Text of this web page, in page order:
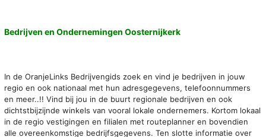
Bedrijven en Ondernemingen Oosternijkerk
In de OranjeLinks Bedrijvengids zoek en vind je bedrijven in jouw
regio en ook nationaal met hun adresgegevens, telefoonnummers
en meer..!! Vind bij jou in de buurt regionale bedrijven en ook
dichtstbijzijnde winkels van vooral lokale ondernemers. Kortom lokaal
in de regio vestigingen en filialen met routeplanner en bovendien
alle overeenkomstige bedrijfsgegevens. Ten slotte informatie over